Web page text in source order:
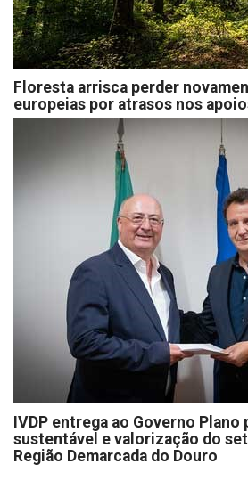
Floresta arrisca perder
europeias por atrasos nos
IVDP entrega ao Governo Plano
sustentável e valorização do
Região Demarcada do Douro